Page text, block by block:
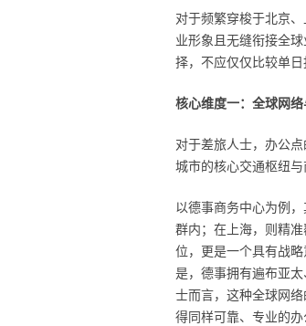
对于频繁穿梭于北京
业形象且无缝衔接全
择，不应仅仅比较单
核心维度一：全球网
对于差旅人士，办公
城市的核心交通枢纽
以德事商务中心为例
群内；在上海，则精
位，更是一个具有战
是，德事拥有遍布亚
士而言，这种全球网
得同样可靠、专业的